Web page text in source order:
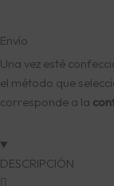
Envío
Una vez esté
el método que
corresponde a la
DESCRIPCIÓN